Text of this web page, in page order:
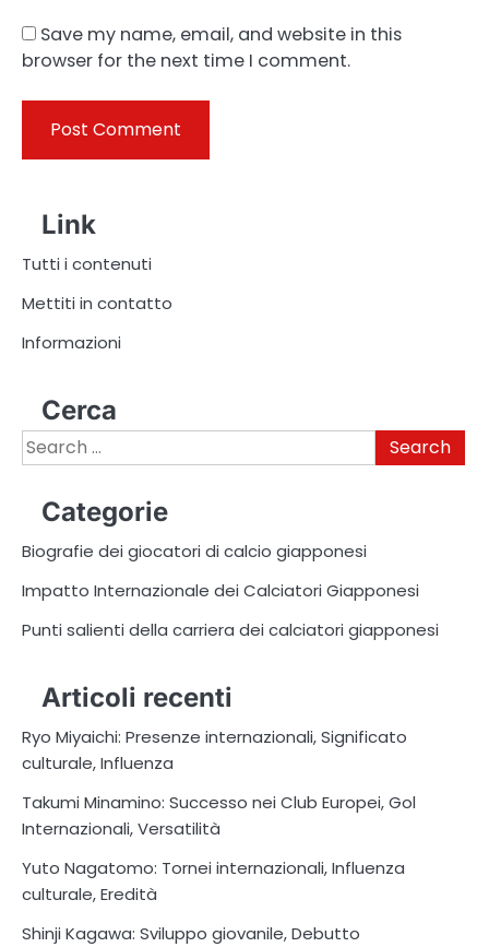
Save my name, email, and website in this
browser for the next time I comment.
Link
Tutti i contenuti
Mettiti in contatto
Informazioni
Cerca
Search
for:
Categorie
Biografie dei giocatori di calcio giapponesi
Impatto Internazionale dei Calciatori Giapponesi
Punti salienti della carriera dei calciatori giapponesi
Articoli recenti
Ryo Miyaichi: Presenze internazionali, Significato
culturale, Influenza
Takumi Minamino: Successo nei Club Europei, Gol
Internazionali, Versatilità
Yuto Nagatomo: Tornei internazionali, Influenza
culturale, Eredità
Shinji Kagawa: Sviluppo giovanile, Debutto